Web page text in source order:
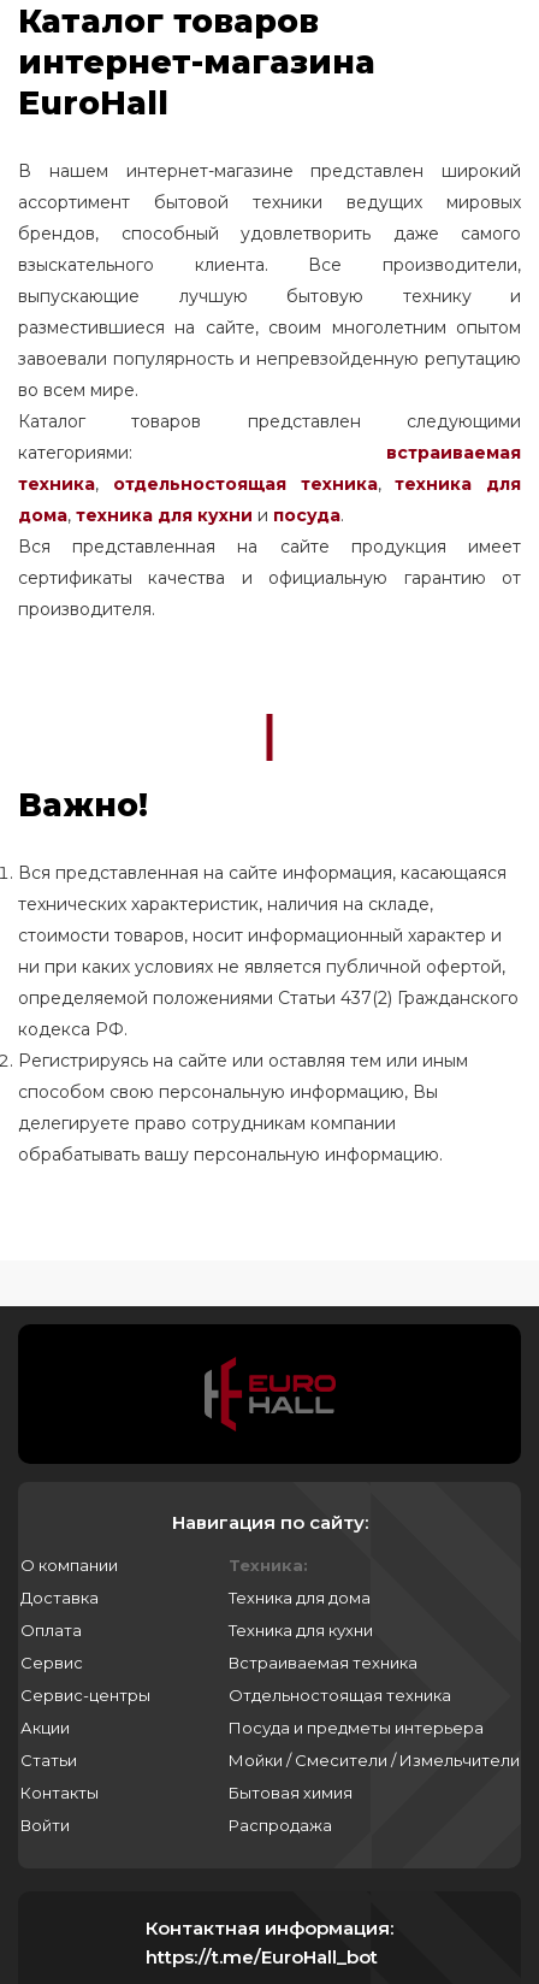
Каталог товаров
интернет-магазина
EuroHall
В нашем интернет-магазине представлен широкий
ассортимент бытовой техники ведущих мировых
брендов, способный удовлетворить даже самого
взыскательного клиента. Все производители,
выпускающие лучшую бытовую технику и
разместившиеся на сайте, своим многолетним опытом
завоевали популярность и непревзойденную репутацию
во всем мире.
Каталог товаров представлен следующими
категориями: встраиваемая
техника, отдельностоящаятехника,
техника для
дома, техника для кухни и посуда.
Вся представленная на сайте продукция имеет
сертификаты качества и официальную гарантию от
производителя.
Важно!
Вся представленная на сайте информация, касающаяся
технических характеристик, наличия на складе,
стоимости товаров, носит информационный характер и
ни при каких условиях не является публичной офертой,
определяемой положениями Статьи 437(2) Гражданского
кодекса РФ.
Регистрируясь на сайте или оставляя тем или иным
способом свою персональную информацию, Вы
делегируете право сотрудникам компании
обрабатывать вашу персональную информацию.
Навигация по сайту:
О компании
Доставка
Оплата
Сервис
Сервис-центры
Акции
Статьи
Контакты
Войти
Техника:
Техника для дома
Техника для кухни
Встраиваемая техника
Отдельностоящая техника
Посуда и предметы интерьера
Мойки / Смесители / Измельчители
Бытовая химия
Распродажа
Контактная информация:
https://t.me/EuroHall_bot